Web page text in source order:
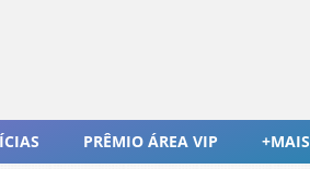
PRÊMIO ÁREA VIP +MAIS